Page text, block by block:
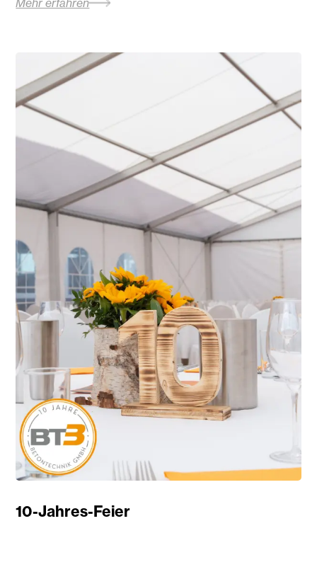
10-Jahres-Feier